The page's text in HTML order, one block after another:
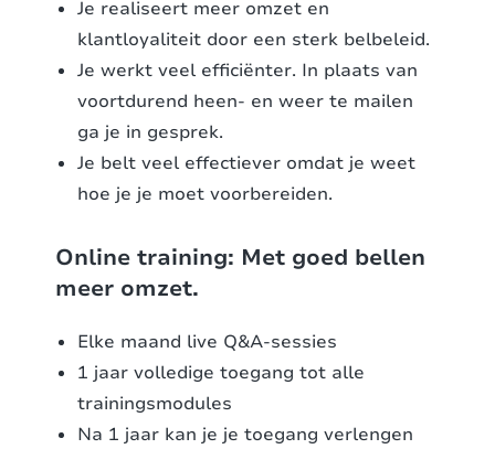
Je realiseert meer omzet en
klantloyaliteit door een sterk belbeleid.
Je werkt veel efficiënter. In plaats van
voortdurend heen- en weer te mailen
ga je in gesprek.
Je belt veel effectiever omdat je weet
hoe je je moet voorbereiden.
Online training: Met goed bellen
meer omzet.
Elke maand live Q&A-sessies
1 jaar volledige toegang tot alle
trainingsmodules
Na 1 jaar kan je je toegang verlengen